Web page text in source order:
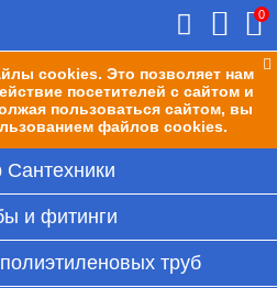
cookies. Это позволяет нам
посетителей с сайтом и
пользоваться сайтом, вы
файлов cookies.
0
и фитинги
труб